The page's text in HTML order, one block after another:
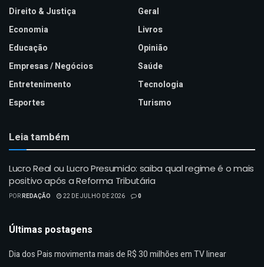
Direito & Justiça
Economia
Educação
Empresas / Negócios
Entretenimento
Esportes
Geral
Livros
Opinião
Saúde
Tecnologia
Turismo
Leia também
Lucro Real ou Lucro Presumido: saiba qual regime é o mais
positivo após a Reforma Tributária
PORREDAÇÃO 22 DE JULHO DE 2026 0
Últimas postagens
Dia dos Pais movimenta mais de R$ 30 milhões em TV linear